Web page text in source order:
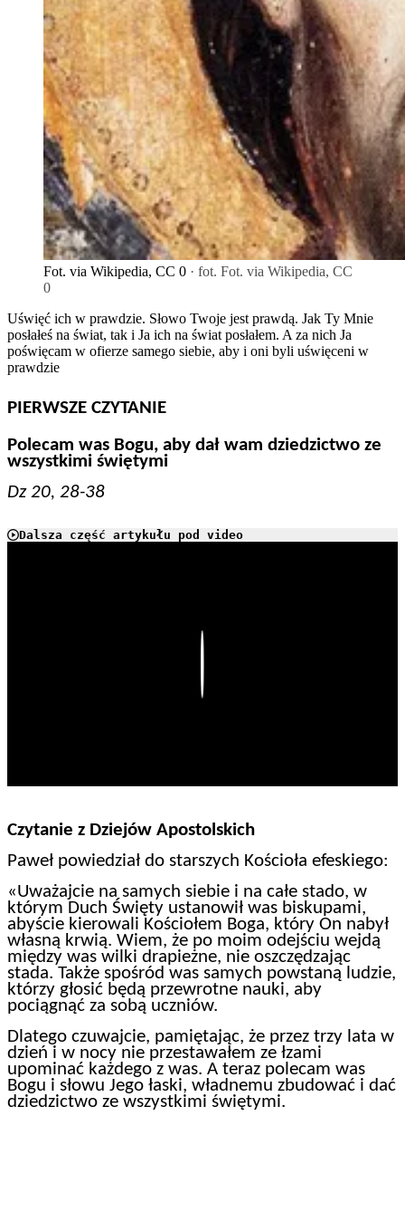
Fot. via Wikipedia, CC 0 · fot. Fot. via Wikipedia, CC
0
Uświęć ich w prawdzie. Słowo Twoje jest prawdą. Jak Ty Mnie
posłałeś na świat, tak i Ja ich na świat posłałem. A za nich Ja
poświęcam w ofierze samego siebie, aby i oni byli uświęceni w
prawdzie
PIERWSZE CZYTANIE
Polecam was Bogu, aby dał wam dziedzictwo ze
wszystkimi świętymi
Dz 20, 28-38
Dalsza część artykułu pod video
Czytanie z Dziejów Apostolskich
Paweł powiedział do starszych Kościoła efeskiego:
«Uważajcie na samych siebie i na całe stado, w
którym Duch Święty ustanowił was biskupami,
abyście kierowali Kościołem Boga, który On nabył
własną krwią. Wiem, że po moim odejściu wejdą
między was wilki drapieżne, nie oszczędzając
stada. Także spośród was samych powstaną ludzie,
którzy głosić będą przewrotne nauki, aby
pociągnąć za sobą uczniów.
Dlatego czuwajcie, pamiętając, że przez trzy lata w
dzień i w nocy nie przestawałem ze łzami
upominać każdego z was. A teraz polecam was
Bogu i słowu Jego łaski, władnemu zbudować i dać
dziedzictwo ze wszystkimi świętymi.